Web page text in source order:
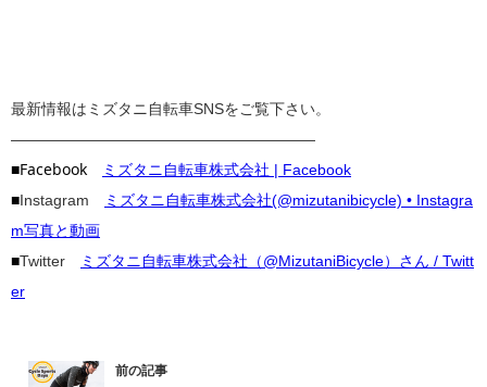
最新情報はミズタニ自転車SNSをご覧下さい。
————————————————————
■Facebook ミズタニ自転車株式会社 | Facebook
■Instagram
ミズタニ自転車株式会社(@mizutanibicycle) • Instagra
m写真と動画
■Twitter
ミズタニ自転車株式会社（@MizutaniBicycle）さん / Twitt
er
前の記事